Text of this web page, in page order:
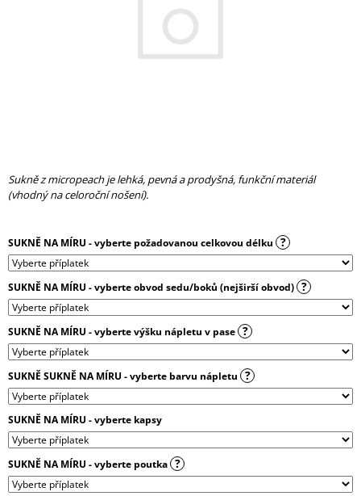
Sukně z micropeach je lehká, pevná a prodyšná, funkční materiál
(vhodný na celoroční nošení).
SUKNĚ NA MÍRU - vyberte požadovanou celkovou délku ?
SUKNĚ NA MÍRU - vyberte obvod sedu/boků (nejširší obvod) ?
SUKNĚ NA MÍRU - vyberte výšku nápletu v pase ?
SUKNĚ SUKNĚ NA MÍRU - vyberte barvu nápletu ?
SUKNĚ NA MÍRU - vyberte kapsy
SUKNĚ NA MÍRU - vyberte poutka ?
HLEDAT
D
O
P
O
R
U
Č
U
J
E
M
E
BALONOVÁ
SUKNĚ
DUHOVÁ